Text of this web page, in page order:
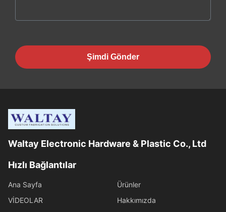
Şimdi Gönder
Waltay Electronic Hardware & Plastic Co., Ltd
Hızlı Bağlantılar
Ana Sayfa
Ürünler
VİDEOLAR
Hakkımızda